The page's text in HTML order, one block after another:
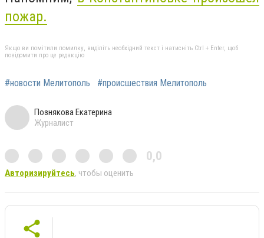
пожар.
Якщо ви помітили помилку, виділіть необхідний текст і натисніть Ctrl + Enter, щоб
повідомити про це редакцію
#новости Мелитополь #происшествия Мелитополь
Познякова Екатерина
Журналист
0,0
Авторизируйтесь, чтобы оценить